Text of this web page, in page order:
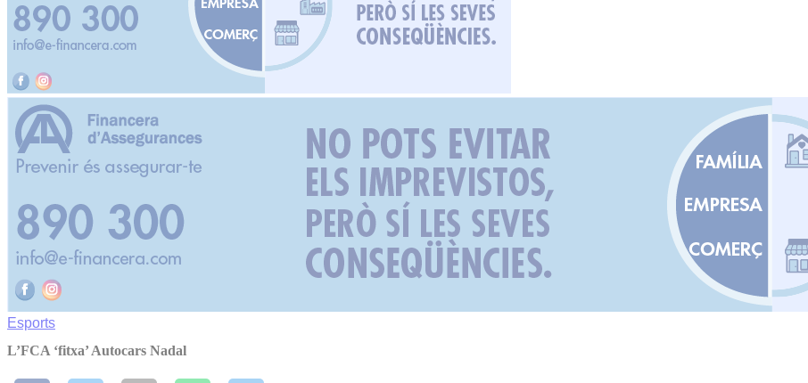
Esports
L’FCA ‘fitxa’ Autocars Nadal